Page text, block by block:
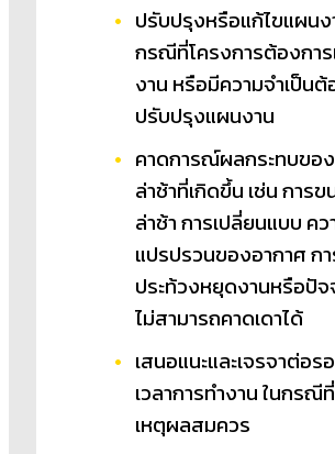
ปรับปรุงหรือแก้ไขแผนง
กรณีที่โครงการต้องการ
งาน หรือมีความจำเป็นต้
ปรับปรุงแผนงาน
คาดการณ์ผลกระทบขอ
ล่าช้าที่เกิดขึ้น เช่น การ
ล่าช้า การเปลี่ยนแบบ คว
แปรปรวนของอากาศ ก
ประท้วงหยุดงานหรือปั
ไม่สามารถคาดเดาได้
เสนอแนะและเจรจาต่อร
เวลาการทำงาน ในกรณี
เหตุผลสมควร